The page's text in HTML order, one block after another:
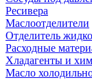
Ресивера
Маслоотделители
Отделитель
Расходные
Хладагенты и
Масло